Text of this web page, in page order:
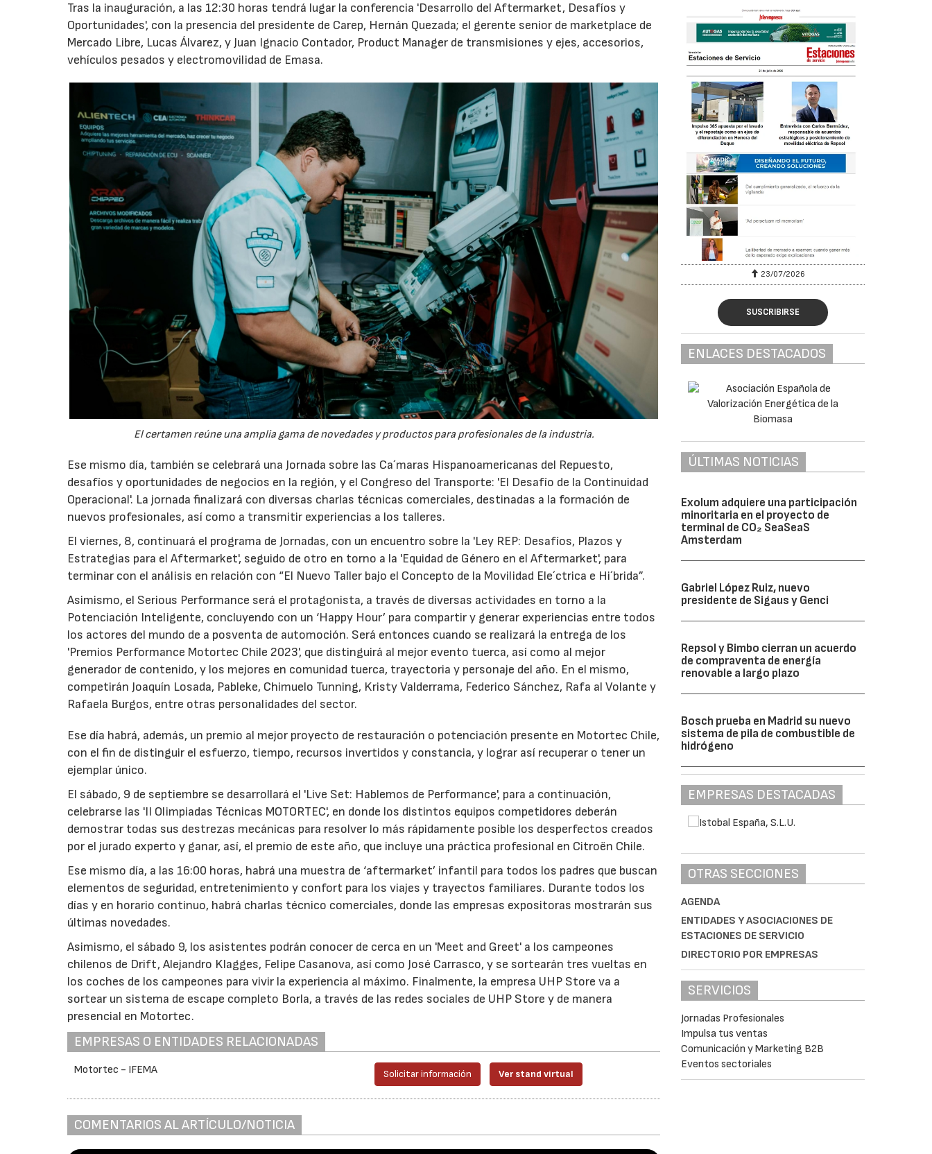
Tras la inauguración, a las 12:30 horas tendrá lugar la conferencia 'Desarrollo del Aftermarket, Desafíos y
Oportunidades', con la presencia del presidente de Carep, Hernán Quezada; el gerente senior de marketplace de
Mercado Libre, Lucas Álvarez, y Juan Ignacio Contador, Product Manager de transmisiones y ejes, accesorios,
vehículos pesados y electromovilidad de Emasa.
El certamen reúne una amplia gama de novedades y productos para profesionales de la industria.
Ese mismo día, también se celebrará una Jornada sobre las Ca´maras Hispanoamericanas del Repuesto,
desafíos y oportunidades de negocios en la región, y el Congreso del Transporte: 'El Desafío de la Continuidad
Operacional'. La jornada finalizará con diversas charlas técnicas comerciales, destinadas a la formación de
nuevos profesionales, así como a transmitir experiencias a los talleres.
El viernes, 8, continuará el programa de Jornadas, con un encuentro sobre la 'Ley REP: Desafíos, Plazos y
Estrategias para el Aftermarket', seguido de otro en torno a la 'Equidad de Género en el Aftermarket', para
terminar con el análisis en relación con “El Nuevo Taller bajo el Concepto de la Movilidad Ele´ctrica e Hi´brida”.
Asimismo, el Serious Performance será el protagonista, a través de diversas actividades en torno a la
Potenciación Inteligente, concluyendo con un ‘Happy Hour’ para compartir y generar experiencias entre todos
los actores del mundo de a posventa de automoción. Será entonces cuando se realizará la entrega de los
'Premios Performance Motortec Chile 2023', que distinguirá al mejor evento tuerca, así como al mejor
generador de contenido, y los mejores en comunidad tuerca, trayectoria y personaje del año. En el mismo,
competirán Joaquín Losada, Pableke, Chimuelo Tunning, Kristy Valderrama, Federico Sánchez, Rafa al Volante y
Rafaela Burgos, entre otras personalidades del sector.
Ese día habrá, además, un premio al mejor proyecto de restauración o potenciación presente en Motortec Chile,
con el fin de distinguir el esfuerzo, tiempo, recursos invertidos y constancia, y lograr así recuperar o tener un
ejemplar único.
El sábado, 9 de septiembre se desarrollará el 'Live Set: Hablemos de Performance', para a continuación,
celebrarse las 'II Olimpiadas Técnicas MOTORTEC', en donde los distintos equipos competidores deberán
demostrar todas sus destrezas mecánicas para resolver lo más rápidamente posible los desperfectos creados
por el jurado experto y ganar, así, el premio de este año, que incluye una práctica profesional en Citroën Chile.
Ese mismo día, a las 16:00 horas, habrá una muestra de ‘aftermarket’ infantil para todos los padres que buscan
elementos de seguridad, entretenimiento y confort para los viajes y trayectos familiares. Durante todos los
días y en horario continuo, habrá charlas técnico comerciales, donde las empresas expositoras mostrarán sus
últimas novedades.
Asimismo, el sábado 9, los asistentes podrán conocer de cerca en un 'Meet and Greet' a los campeones
chilenos de Drift, Alejandro Klagges, Felipe Casanova, así como José Carrasco, y se sortearán tres vueltas en
los coches de los campeones para vivir la experiencia al máximo. Finalmente, la empresa UHP Store va a
sortear un sistema de escape completo Borla, a través de las redes sociales de UHP Store y de manera
presencial en Motortec.
EMPRESAS O ENTIDADES RELACIONADAS
Motortec - IFEMA Solicitar información Ver stand virtual
COMENTARIOS AL ARTÍCULO/NOTICIA
23/07/2026 30/07/2026 23/07/2026
SUSCRIBIRSE
ENLACES DESTACADOS
ÚLTIMAS NOTICIAS
Exolum adquiere una participación
minoritaria en el proyecto de
terminal de CO₂ SeaSeaS
Amsterdam
Gabriel López Ruiz, nuevo
presidente de Sigaus y Genci
Repsol y Bimbo cierran un acuerdo
de compraventa de energía
renovable a largo plazo
Bosch prueba en Madrid su nuevo
sistema de pila de combustible de
hidrógeno
EMPRESAS DESTACADAS
OTRAS SECCIONES
AGENDA
ENTIDADES Y ASOCIACIONES DE
ESTACIONES DE SERVICIO
DIRECTORIO POR EMPRESAS
SERVICIOS
Jornadas Profesionales
Impulsa tus ventas
Comunicación y Marketing B2B
Eventos sectoriales